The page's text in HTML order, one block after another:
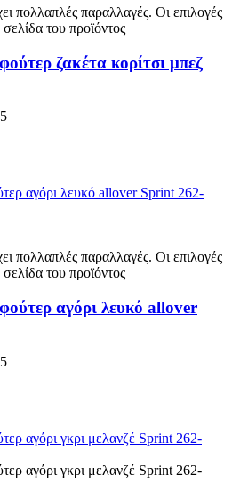
πολλαπλές παραλλαγές. Οι επιλογές
του προϊόντος
ζακέτα κορίτσι μπεζ
πολλαπλές παραλλαγές. Οι επιλογές
του προϊόντος
αγόρι λευκό allover